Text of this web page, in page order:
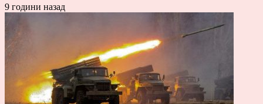
9 години назад